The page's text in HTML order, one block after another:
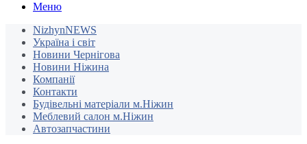
Меню
NizhynNEWS
Україна і світ
Новини Чернігова
Новини Ніжина
Компанії
Контакти
Будівельні матеріали м.Ніжин
Меблевий салон м.Ніжин
Автозапчастини